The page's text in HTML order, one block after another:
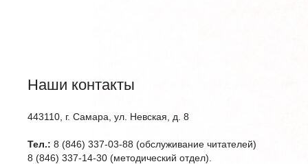
Наши контакты
443110, г. Самара, ул. Невская, д. 8
Тел.: 8 (846) 337-03-88 (обслуживание читателей)
8 (846) 337-14-30 (методический отдел).